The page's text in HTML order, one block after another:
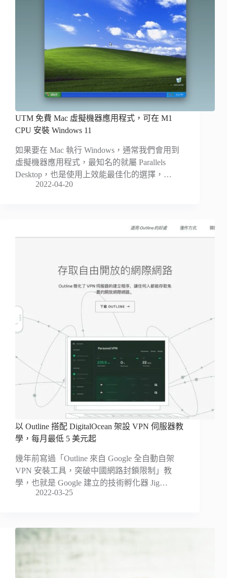
UTM 免費 Mac 虛擬機器應用程式，可在 M1
CPU 安裝 Windows 11
如果要在 Mac 執行 Windows，通常我們會用到
虛擬機器應用程式，最知名的就屬 Parallels
Desktop，也是使用上效能最佳化的選擇，…
2022-04-20
以 Outline 搭配 DigitalOcean 架設 VPN 伺服器教
學，每月最低 5 美元起
幾年前寫過「Outline 來自 Google 全自動自架
VPN 安裝工具，突破中國網路封鎖限制」教
學，也就是 Google 建立的技術孵化器 Jig…
2022-03-25